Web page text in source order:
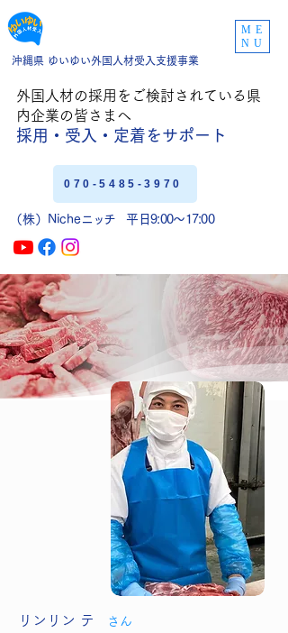
ME
NU
沖縄県 ゆいゆい外国人材受入支援事業
外国人材の採用をご検討されている県
内企業の皆さまへ
採用・受入・定着をサポート
070-5485-3970
（株）Nicheニッチ平日9:00〜17:00
リンリン テ さん